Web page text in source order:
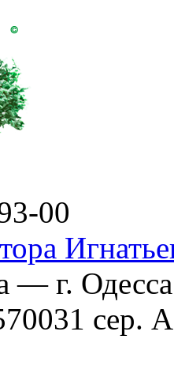
00
— г. Одесса
сер.